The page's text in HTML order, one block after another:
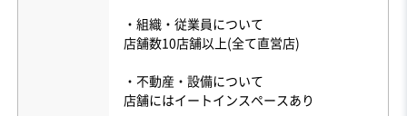
・組織・従業員について
店舗数10店舗以上(全て直営店)
・不動産・設備について
店舗にはイートインスペースあり